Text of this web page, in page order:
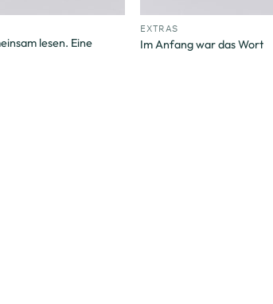
lesen. Eine
EXTRAS
Im Anfang war das Wort